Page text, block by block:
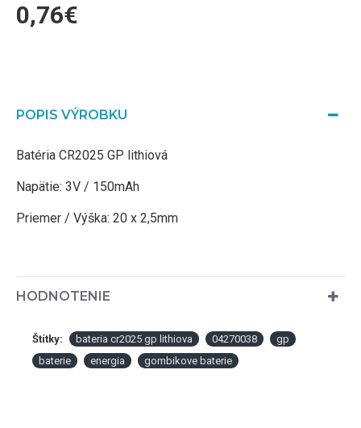
0,76€
POPIS VÝROBKU
Batéria CR2025 GP lithiová
Napätie: 3V / 150mAh
Priemer / Výška: 20 x 2,5mm
HODNOTENIE
Štítky: bateria cr2025 gp lithiova 04270038
gp
baterie
energia gombikove baterie